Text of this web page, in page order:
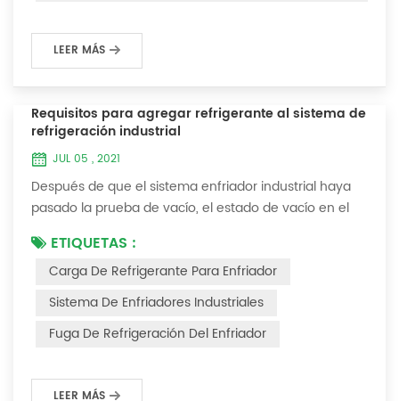
LEER MÁS
Requisitos para agregar refrigerante al sistema de
refrigeración industrial
JUL 05 , 2021
Después de que el sistema enfriador industrial haya
pasado la prueba de vacío, el estado de vacío en el
Carga de refrigerante Para los sistemas recién
instalados, se puede agregar refrigerante al extremo
de alta presión y el método de operación es el
refrigeración del condensador y mantenga la válvul...
ETIQUETAS :
Carga De Refrigerante Para Enfriador
Sistema De Enfriadores Industriales
Fuga De Refrigeración Del Enfriador
LEER MÁS